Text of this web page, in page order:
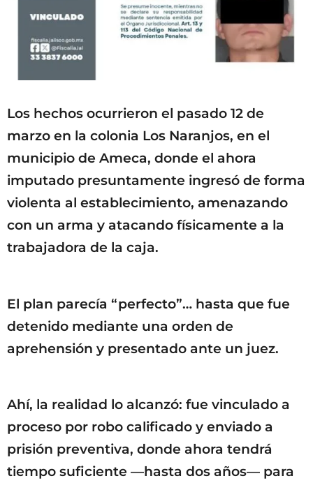
Los hechos ocurrieron el pasado 12 de
marzo en la colonia Los Naranjos, en el
municipio de Ameca, donde el ahora
imputado presuntamente ingresó de forma
violenta al establecimiento, amenazando
con un arma y atacando físicamente a la
trabajadora de la caja.
El plan parecía “perfecto”… hasta que fue
detenido mediante una orden de
aprehensión y presentado ante un juez.
Ahí, la realidad lo alcanzó: fue vinculado a
proceso por robo calificado y enviado a
prisión preventiva, donde ahora tendrá
tiempo suficiente —hasta dos años— para